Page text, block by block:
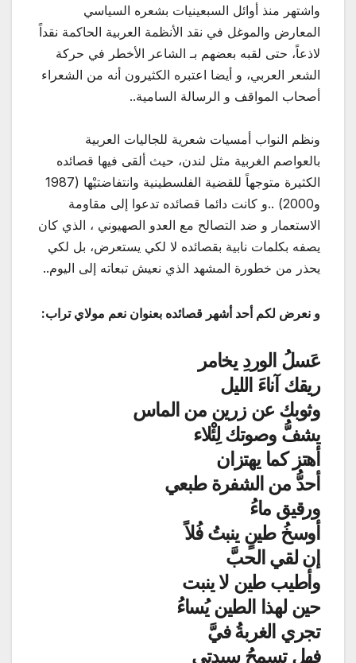
واشتهر منذ أوائل السبعينيات بشعره السياسي
المعارض والموغل في نقد الأنظمة العربية الحاكمة نقداً
لاذعاً، حتى لقبه بعضهم بـ الشاعر الأخطر في حركة
الشعر العربي، و أيضا اعتبره الكثيرون أنه من الشعراء
أصحاب المواقف و الرسالة السامية..
ونظم النواب أمسيات شعرية للجاليات العربية
بالعواصم الغربية مثل لندن، حيث ألقى فيها قصائده
الكثيرة متوجهاً للقضية الفلسطينية وانتفاضتيْها (1987
و2000) ..و كانت دائما قصائده تدعوا إلى مقاومة
الاستعمار و ضد التصالح مع العدو الصهيوني ، الذي كان
يصفه بكلمات نابية بقصائده لا لكي يستعرض، بل لكي
يحذر من خطورة المشهد الذي نعيش تبعاته إلى اليوم..
و نعرض لكم أحد أشهر قصائده بعنوان نعم مولاي تراب:
عَسلُ الوردِ يخامر
ريقك آناءَ الليل
وثوبك عن زرين من الماس
يشفُّ وصوتك لِئْلاء
أهتز كما يهتزان
أحدُّ من الشفرة طبعي
ورقيق ماءُ
أوسخُ طينٍ ينبتُ فُلاً
إن لقي الحبَّ
وأطيب طين لا ينبت
حين لهذا الطين يُساءُ
تجري الغربةُ فيَّ
فهل تسمحُ سيدتي